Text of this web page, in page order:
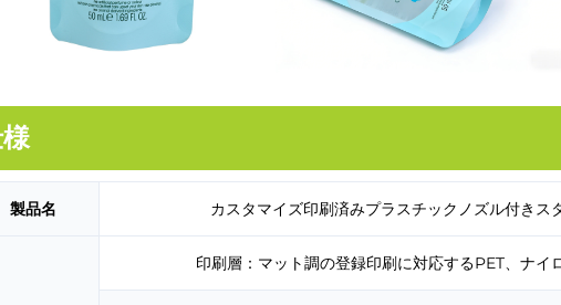
製品名 カスタマイズ印刷済みプラスチックノズル付きス
印刷層：マット調の登録印刷に対応するPET、ナ